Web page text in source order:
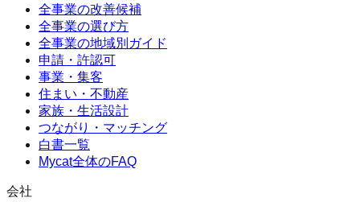
全事業の改善候補
全事業の選び方
全事業の地域別ガイド
申請・許認可
事業・集客
住まい・不動産
家族・生活設計
つながり・マッチング
白書一覧
Mycat全体のFAQ
会社